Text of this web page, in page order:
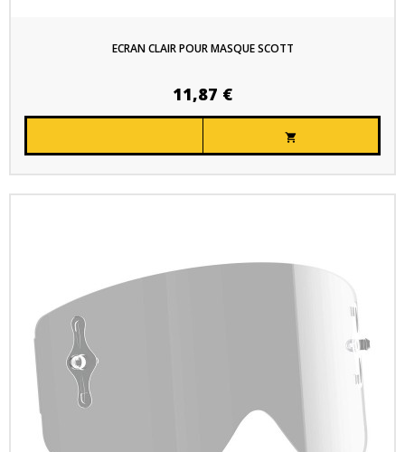
ECRAN CLAIR POUR MASQUE SCOTT
11,87 €
